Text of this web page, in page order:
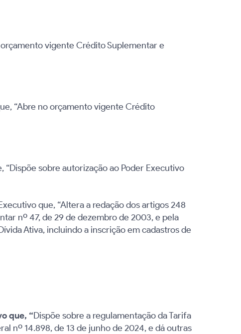
vigente Crédito Suplementar e
“Abre no orçamento vigente Crédito
“Dispõe sobre autorização ao Poder Executivo
que, “Altera a redação dos artigos 248
nº 47, de 29 de dezembro de 2003, e pela
Ativa, incluindo a inscrição em cadastros de
que, “Dispõe sobre a regulamentação da Tarifa
nº 14.898, de 13 de junho de 2024, e dá outras